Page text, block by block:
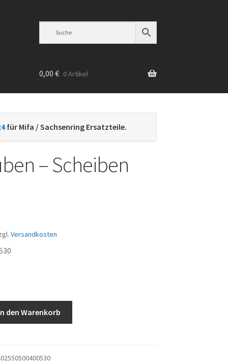
0,00 € 0 Artikel
für Mifa / Sachsenring Ersatzteile.
– Scheiben
Versandkosten
den Warenkorb